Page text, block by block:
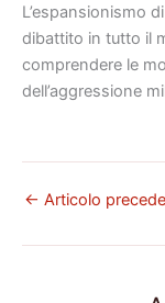
L’espansionismo
dibattito in tutto il
comprendere le
dell’aggressione
← Articolo